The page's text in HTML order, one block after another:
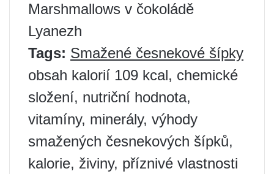
Marshmallows v čokoládě
Lyanezh
Tags: Smažené česnekové šípky
obsah kalorií 109 kcal, chemické
složení, nutriční hodnota,
vitamíny, minerály, výhody
smažených česnekových šípků,
kalorie, živiny, příznivé vlastnosti